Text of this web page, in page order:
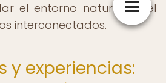
el entorno natural en el
interconectados.
y experiencias: